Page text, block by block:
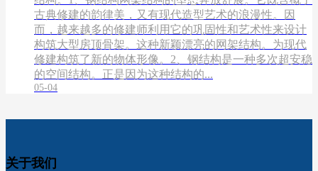
古典修建的韵律美，又有现代造型艺术的浪漫性。因
而，越来越多的修建师利用它的巩固性和艺术性来设计
构筑大型房顶骨架。这种新颖漂亮的网架结构。为现代
修建构筑了新的物体形像。2、钢结构是一种多次超安稳
的空间结构。正是因为这种结构的...
05-04
关于我们